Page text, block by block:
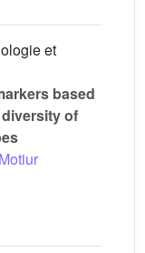
et
based
of